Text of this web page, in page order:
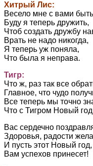
Хитрый Лис:
Весело мне с вами
Буду я теперь дружить,
Чтоб создать дружбу
Врать не надо никогда,
Я теперь уж поняла,
Что была я неправа.
Тигр:
Что ж, раз так все
Главное, что чудо
Все теперь мы точно
Что с Тигром Новый
Вас сердечно
Здоровья, радости
И пусть этот Новый год,
Вам успехов принесет!